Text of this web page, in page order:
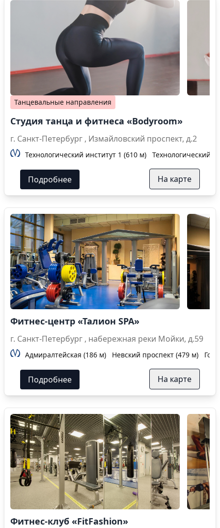
Танцевальные направления
Студия танца и фитнеса «Bodyroom»
г. Санкт-Петербург , Измайловский проспект, д.2
Технологический институт 1 (610 м) Технологический
Подробнее На карте
Фитнес-центр «Талион SPA»
г. Санкт-Петербург , набережная реки Мойки, д.59
Адмиралтейская (186 м) Невский проспект (479 м)
Подробнее На карте
Фитнес-клуб «FitFashion»